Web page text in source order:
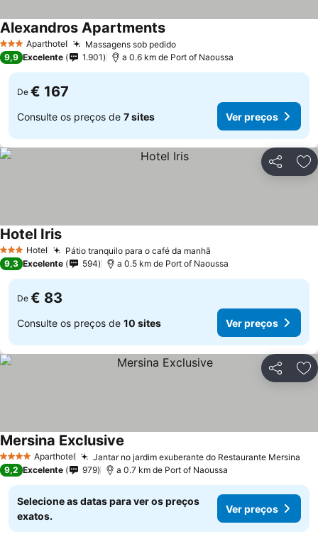
3 EstrelasAparthotel Massagens sob pedidoVer preços
Alexandros ApartmentsVer preços
9,9 Excelente 1.901 a 0.6 km de Port of Naoussa
De € 167
Consulte os preços de 7 sites Ver preços
Partilhar
3 EstrelasHotel Pátio tranquilo para o café da manhã
Hotel IrisVer preços
9,3 Excelente 594 a 0.5 km de Port of Naoussa
De € 83
Consulte os preços de 10 sites Ver preços
Partilhar
4 EstrelasAparthotel Jantar no jardim exuberante do Restaurante Mersina
Mersina Exclusive
9,2 Excelente 979 a 0.7 km de Port of Naoussa
Selecione as datas para ver os preços
exatos.
Ver preços